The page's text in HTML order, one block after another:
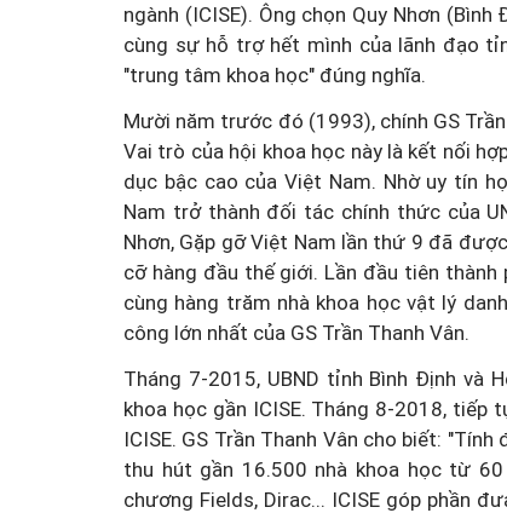
ngành (ICISE). Ông chọn Quy Nhơn
cùng sự hỗ trợ hết mình của lãnh đạo
"trung tâm khoa học" đúng nghĩa.
Mười năm trước đó (1993), chính GS
Vai trò của hội khoa học này là kết nối
dục bậc cao của Việt Nam. Nhờ uy tín
Nam trở thành đối tác chính thức của
Nhơn, Gặp gỡ Việt Nam lần thứ 9 đã
cỡ hàng đầu thế giới. Lần đầu tiên
cùng hàng trăm nhà khoa học vật lý
công lớn nhất của GS Trần Thanh Vân.
Tháng 7-2015, UBND tỉnh Bình Định và
khoa học gần ICISE. Tháng 8-2018, tiếp
ICISE. GS Trần Thanh Vân cho biết:
thu hút gần 16.500 nhà khoa học từ
chương Fields, Dirac... ICISE góp phần